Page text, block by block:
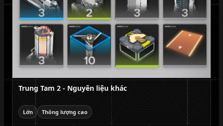
Trung Tam 2 - Nguyên liệu khác
Lớn Thông lượng cao